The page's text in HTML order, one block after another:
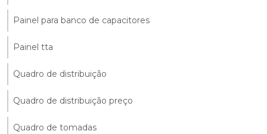
Painel para banco de capacitores
Painel tta
Quadro de distribuição
Quadro de distribuição preço
Quadro de tomadas